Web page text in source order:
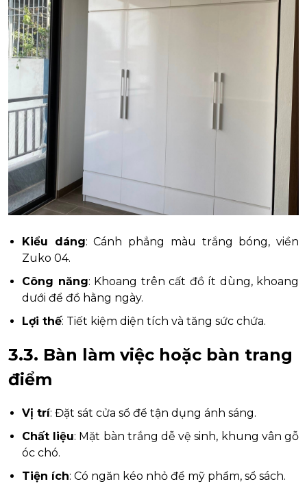
Kiểu dáng: Cánh phẳng màu trắng bóng, viền
Zuko 04.
Công năng: Khoang trên cất đồ ít dùng, khoang
dưới để đồ hằng ngày.
Lợi thế: Tiết kiệm diện tích và tăng sức chứa.
3.3. Bàn làm việc hoặc bàn trang
điểm
Vị trí: Đặt sát cửa sổ để tận dụng ánh sáng.
Chất liệu: Mặt bàn trắng dễ vệ sinh, khung vân gỗ
óc chó.
Tiện ích: Có ngăn kéo nhỏ để mỹ phẩm, sổ sách.